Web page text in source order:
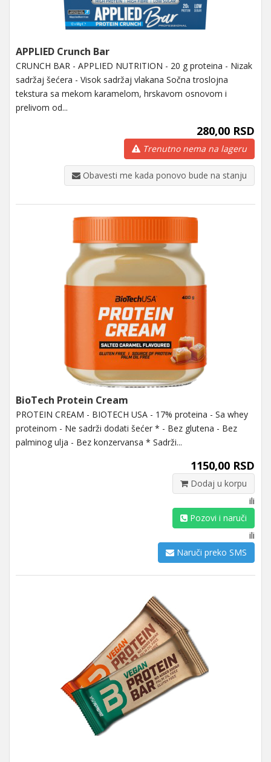
APPLIED Crunch Bar
CRUNCH BAR - APPLIED NUTRITION - 20 g proteina - Nizak
sadržaj šećera - Visok sadržaj vlakana Sočna troslojna
tekstura sa mekom karamelom, hrskavom osnovom i
prelivom od...
280,00 RSD
Trenutno nema na lageru
Obavesti me kada ponovo bude na stanju
BioTech Protein Cream
PROTEIN CREAM - BIOTECH USA - 17% proteina - Sa whey
proteinom - Ne sadrži dodati šećer * - Bez glutena - Bez
palminog ulja - Bez konzervansa * Sadrži...
1150,00 RSD
Dodaj u korpu
ili
Pozovi i naruči
ili
Naruči preko SMS